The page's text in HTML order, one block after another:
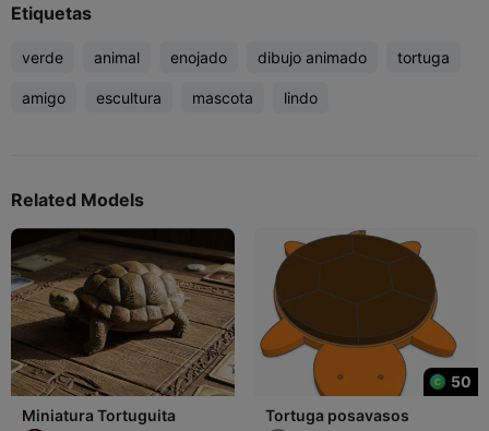
Etiquetas
verde animal enojado dibujo animado tortuga
amigo escultura mascota lindo
Related Models
Miniatura Tortuguita
50
Tortuga posavasos